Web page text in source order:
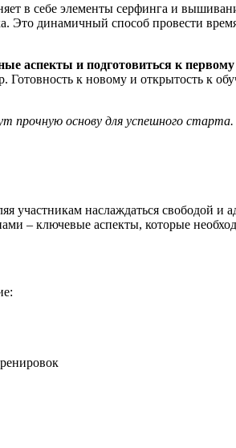
в себе элементы серфинга и
динамичный способ провести
аспекты и подготовиться к
к новому и открытость к
прочную основу для успешного
участникам наслаждаться свободой и
– ключевые аспекты, которые